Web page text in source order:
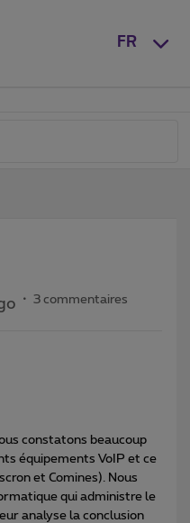
FR
3 commentaires
constatons beaucoup
équipements VoIP et ce
et Comines). Nous
qui administre le
analyse la conclusion